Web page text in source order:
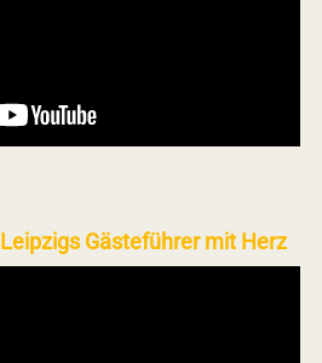
Gästeführer mit Herz